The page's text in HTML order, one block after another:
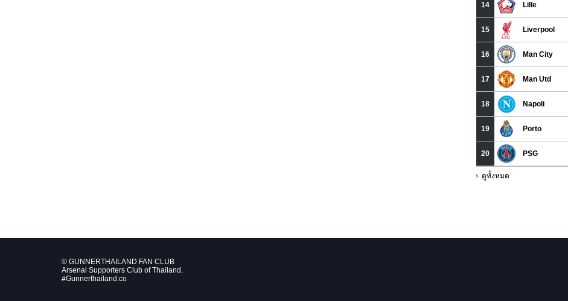
© GUNNERTHAILAND FAN CLUB
Arsenal Supporters Club of Thailand.
#Gunnerthailand.co